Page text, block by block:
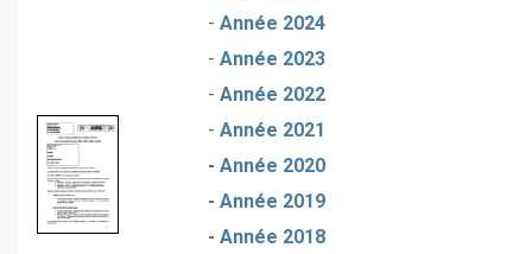
- Année 2024
- Année 2023
- Année 2022
- Année 2021
- Année 2020
- Année 2019
- Année 2018